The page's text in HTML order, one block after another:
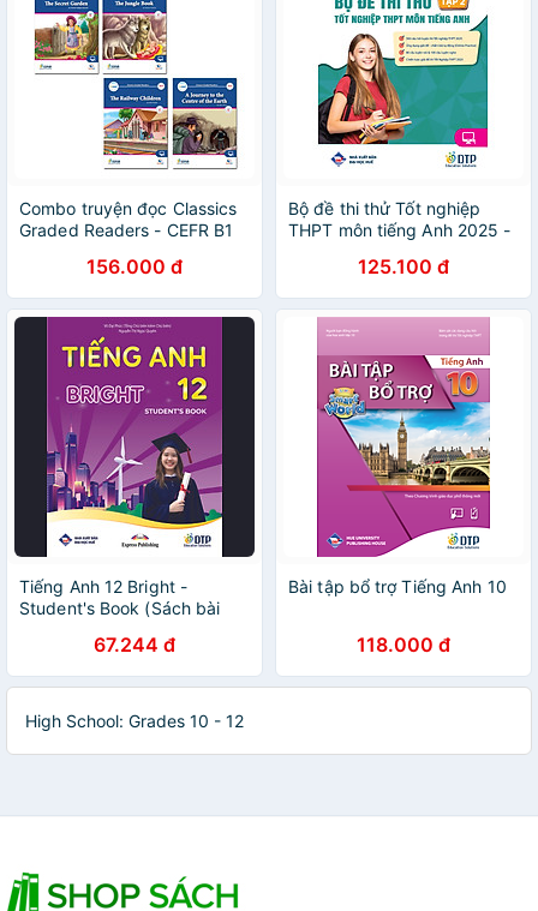
Combo truyện đọc Classics
Graded Readers - CEFR B1
156.000 đ
Bộ đề thi thử Tốt nghiệp
THPT môn tiếng Anh 2025 -
125.100 đ
Tiếng Anh 12 Bright -
Student's Book (Sách bài
67.244 đ
Bài tập bổ trợ Tiếng Anh 10
118.000 đ
High School: Grades 10 - 12